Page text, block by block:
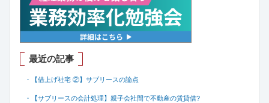
最近の記事
・【借上げ社宅 ②】サブリースの論点
・【サブリースの会計処理】親子会社間で不動産の賃貸借?